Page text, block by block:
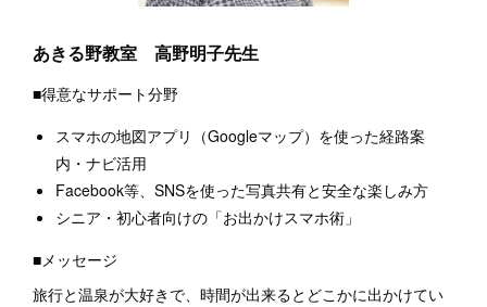
あきる野教室 高野明子先生
■得意なサポート分野
スマホの地図アプリ（Googleマップ）を使った経路案
内・ナビ活用
Facebook等、SNSを使った写真共有と安全な楽しみ方
シニア・初心者向けの「お出かけスマホ術」
■メッセージ
旅行と温泉が大好きで、時間が出来るとどこかに出かけてい